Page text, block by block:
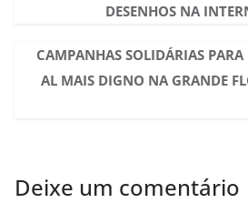
DESENHOS NA
CAMPANHAS SOLIDÁRIAS
AL MAIS DIGNO NA GRANDE
Deixe um comentário